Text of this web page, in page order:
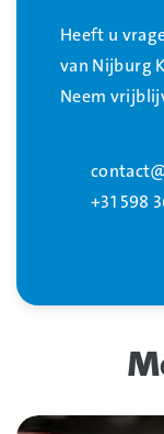
Heeft u
van Nijburg
Neem
+31 598